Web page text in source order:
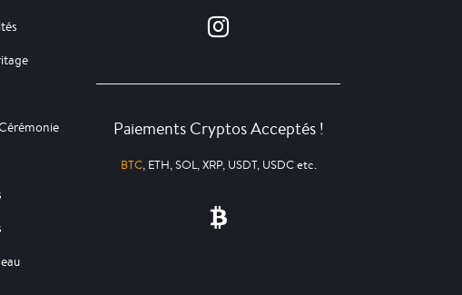
Paiements Cryptos Acceptés !
BTC, ETH, SOL, XRP, USDT, USDC etc.